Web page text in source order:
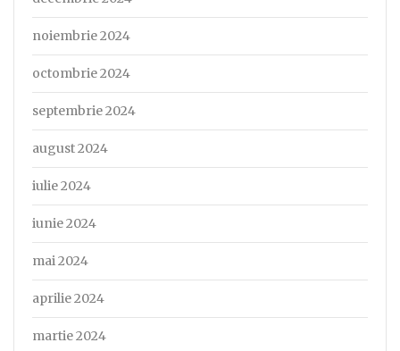
noiembrie 2024
octombrie 2024
septembrie 2024
august 2024
iulie 2024
iunie 2024
mai 2024
aprilie 2024
martie 2024